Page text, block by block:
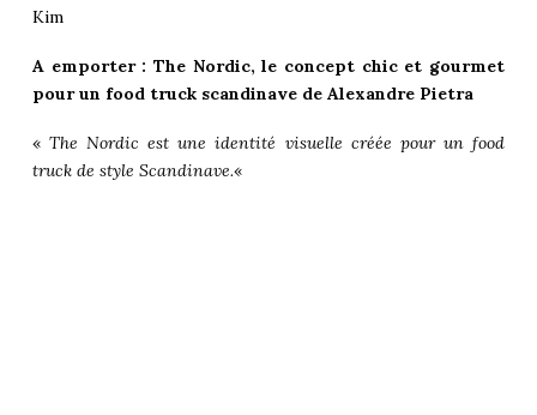
Kim
A emporter : The Nordic, le concept chic et gourmet
pour un food truck scandinave de Alexandre Pietra
« The Nordic est une identité visuelle créée pour un food
truck de style Scandinave.«